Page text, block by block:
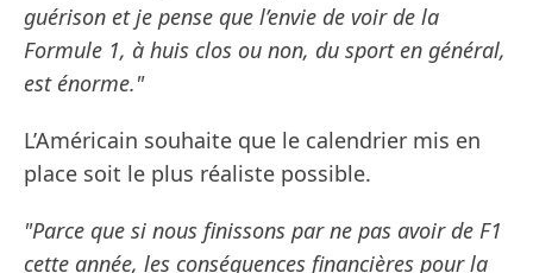
guérison et je pense que l’envie de voir de la
Formule 1, à huis clos ou non, du sport en général,
est énorme."
L’Américain souhaite que le calendrier mis en
place soit le plus réaliste possible.
"Parce que si nous finissons par ne pas avoir de F1
cette année, les conséquences financières pour la